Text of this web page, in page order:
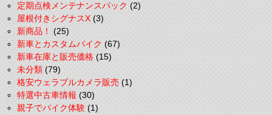
定期点検メンテナンスパック(2)
屋根付きシグナスX(3)
新商品！(25)
新車とカスタムバイク(67)
新車在庫と販売価格(15)
未分類(79)
格安ウェラブルカメラ販売(1)
特選中古車情報(30)
親子でバイク体験(1)